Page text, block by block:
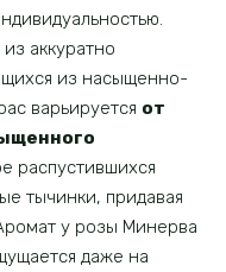
аккуратно
из насыщенно-
варьируется от
распустившихся
тычинки, придавая
у розы Минерва
даже на